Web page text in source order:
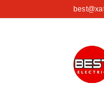
περιεχόμενο